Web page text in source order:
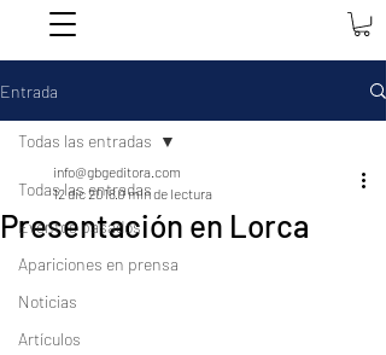
Entrada
Todas las entradas
Eventos pasados
Apariciones en prensa
Noticias
Artículos
Todas las entradas
Presentación en Lorca
info@gbgeditora.com
12 dic 20180 min de lectura